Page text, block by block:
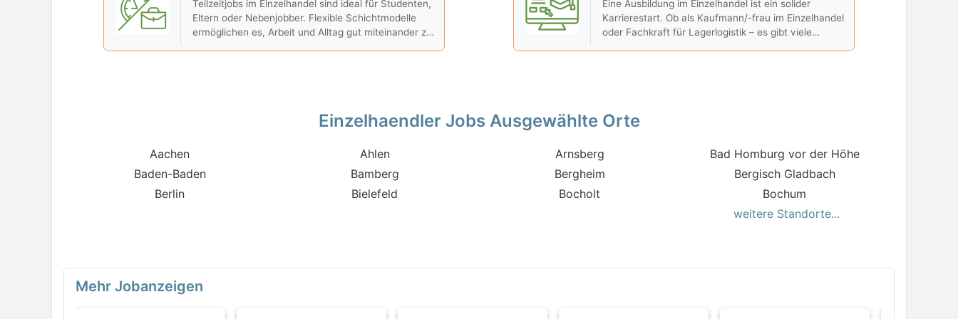
Teilzeitjobs im Einzelhandel sind ideal für Studenten,
Eltern oder Nebenjobber. Flexible Schichtmodelle
ermöglichen es, Arbeit und Alltag gut miteinander zu
Eine Ausbildung im Einzelhandel ist ein solider
Karrierestart. Ob als Kaufmann/-frau im Einzelhandel
oder Fachkraft für Lagerlogistik – es gibt viele
Einzelhaendler Jobs Ausgewählte Orte
Aachen Ahlen Arnsberg
Bad Homburg vor der Höhe
Baden-Baden
Bamberg Bergheim
Bergisch Gladbach
Berlin
Bielefeld Bocholt
Bochum
weitere Standorte...
Mehr Jobanzeigen